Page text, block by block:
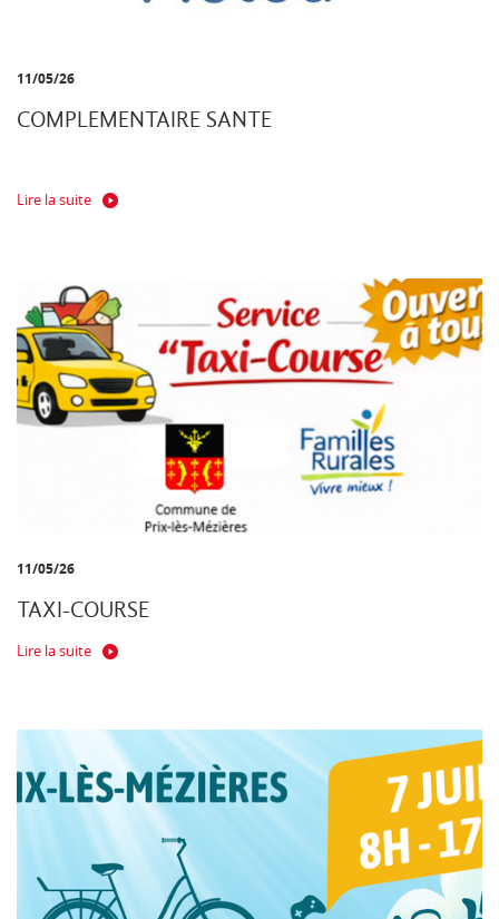
11/05/26
COMPLEMENTAIRE SANTE
Lire la suite
11/05/26
TAXI-COURSE
Lire la suite